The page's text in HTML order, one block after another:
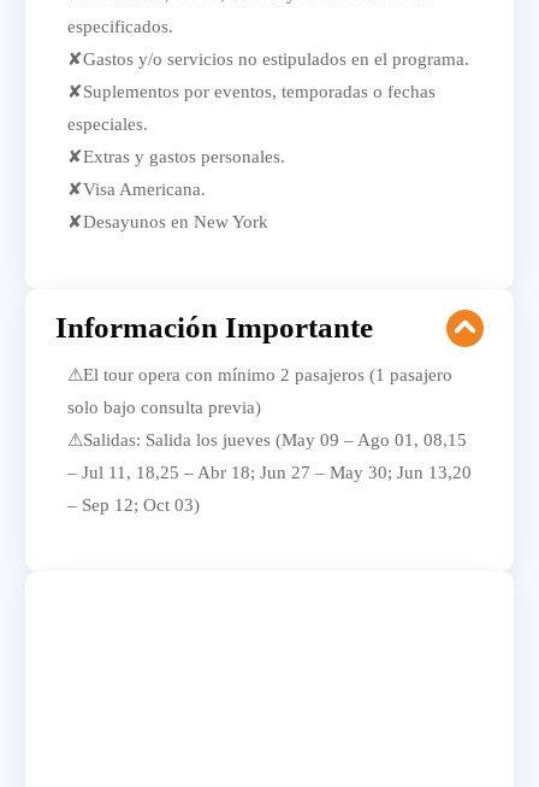
especificados.
✘Gastos y/o servicios no estipulados en el programa.
✘Suplementos por eventos, temporadas o fechas
especiales.
✘Extras y gastos personales.
✘Visa Americana.
✘Desayunos en New York
Información Importante
⚠El tour opera con mínimo 2 pasajeros (1 pasajero
solo bajo consulta previa)
⚠Salidas: Salida los jueves (May 09 – Ago 01, 08,15
– Jul 11, 18,25 – Abr 18; Jun 27 – May 30; Jun 13,20
– Sep 12; Oct 03)